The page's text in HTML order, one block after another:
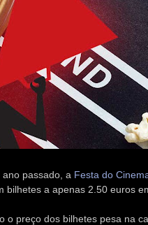
passado, a Festa do
bilhetes a apenas 2.50 euros
o preço dos bilhetes pesa na